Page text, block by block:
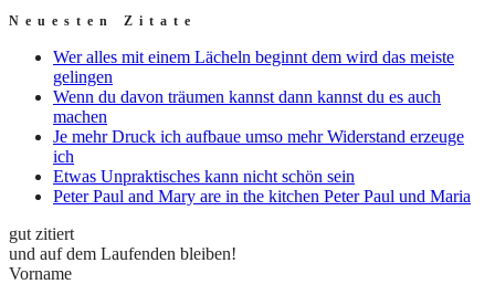
Neuesten Zitate
Wer alles mit einem Lächeln beginnt dem wird das meiste
gelingen
Wenn du davon träumen kannst dann kannst du es auch
machen
Je mehr Druck ich aufbaue umso mehr Widerstand erzeuge
ich
Etwas Unpraktisches kann nicht schön sein
Peter Paul and Mary are in the kitchen Peter Paul und Maria
gut zitiert
und auf dem Laufenden bleiben!
Vorname